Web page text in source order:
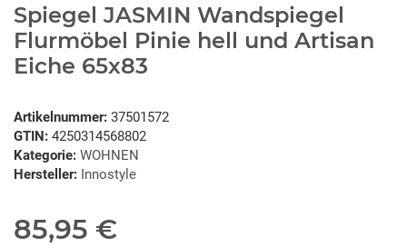
Spiegel JASMIN Wandspiegel
Flurmöbel Pinie hell und Artisan
Eiche 65x83
Artikelnummer: 37501572
GTIN: 4250314568802
Kategorie: WOHNEN
Hersteller: Innostyle
85,95 €